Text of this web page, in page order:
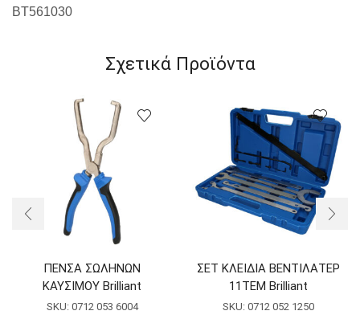
BT561030
Σχετικά Προϊόντα
ΠΕΝΣΑ ΣΩΛΗΝΩΝ
ΚΑΥΣΙΜΟΥ Brilliant
SKU: 0712 053 6004
ΣΕΤ ΚΛΕΙΔΙΑ ΒΕΝΤΙΛΑΤΕΡ
11ΤΕΜ Brilliant
SKU: 0712 052 1250